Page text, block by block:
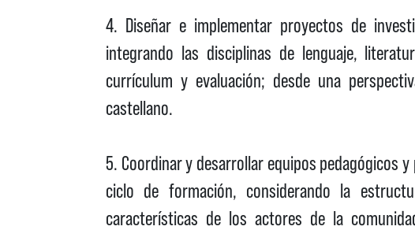
4. Diseñar e implementar proyectos de
integrando las disciplinas de lenguaje,
currículum y evaluación; desde una
castellano.
5. Coordinar y desarrollar equipos pedagógicos
ciclo de formación, considerando la
características de los actores de la